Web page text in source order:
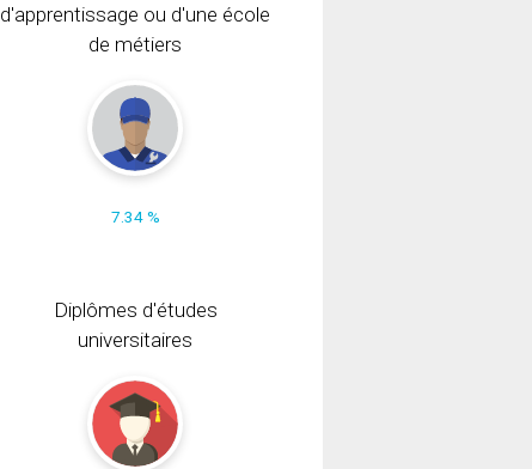
d'apprentissage ou d'une école
de métiers
7.34 %
Diplômes d'études
universitaires